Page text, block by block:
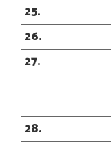
25
26
27
28